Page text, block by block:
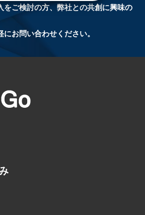
をご検討の方、弊社との共創に興味の
お問い合わせください。